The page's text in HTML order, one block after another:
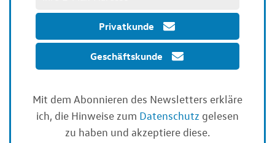
Privatkunde
Geschäftskunde
Mit dem Abonnieren des Newsletters erkläre
ich, die Hinweise zum Datenschutz gelesen
zu haben und akzeptiere diese.